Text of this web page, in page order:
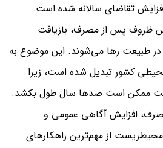
تقاضای سالانه شده است.
ظروف پس از مصرف، بازیافت
در طبیعت رها می‌شوند. این موضوع به
کشور تبدیل شده است، زیرا
ممکن است صدها سال طول بکشد.
افزایش آگاهی عمومی و
از مهم‌ترین راهکارهای